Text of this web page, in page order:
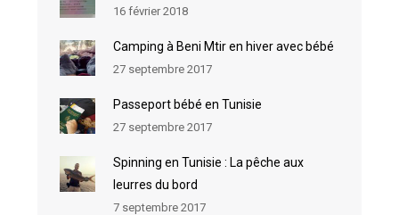
16 février 2018
Camping à Beni Mtir en hiver avec bébé
27 septembre 2017
Passeport bébé en Tunisie
27 septembre 2017
Spinning en Tunisie : La pêche aux
leurres du bord
7 septembre 2017